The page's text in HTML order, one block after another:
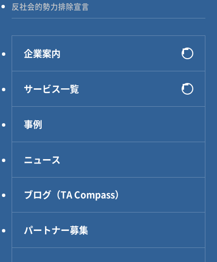
反社会的勢力排除宣言
企業案内
会社概要
選ばれる理由
企業理念
サービス一覧
システム開発
インフラ構築
DXソリューション
CAE解析・試験・評価
事例
ニュース
ブログ（TA Compass）
パートナー募集